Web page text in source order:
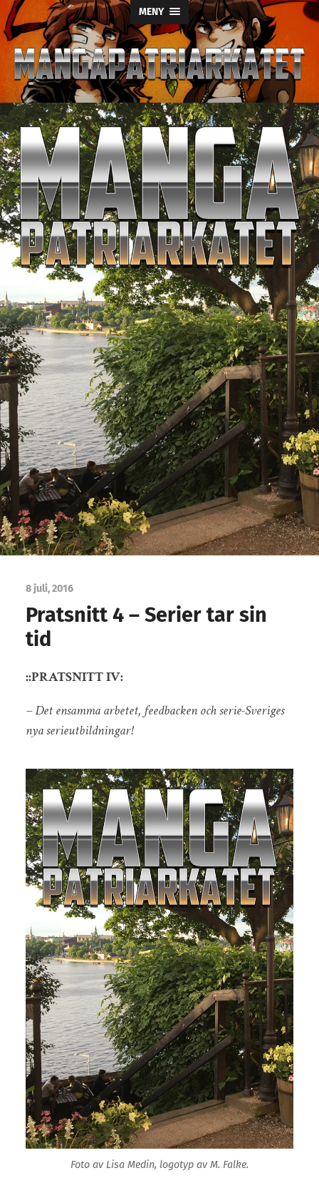
MENY
8 juli, 2016
Pratsnitt 4 – Serier tar sin
tid
::PRATSNITT IV:
– Det ensamma arbetet, feedbacken och serie-Sveriges
nya serieutbildningar!
Foto av Lisa Medin, logotyp av M. Falke.